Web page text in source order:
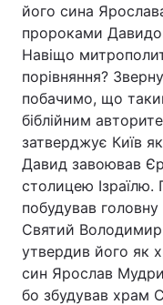
його сина
пророками
Навіщо
порівняння?
побачимо, що
біблійним
затверджує Київ
Давид завоював
столицею
побудував
Святий Володимир
утвердив його як
син Ярослав
бо збудував храм